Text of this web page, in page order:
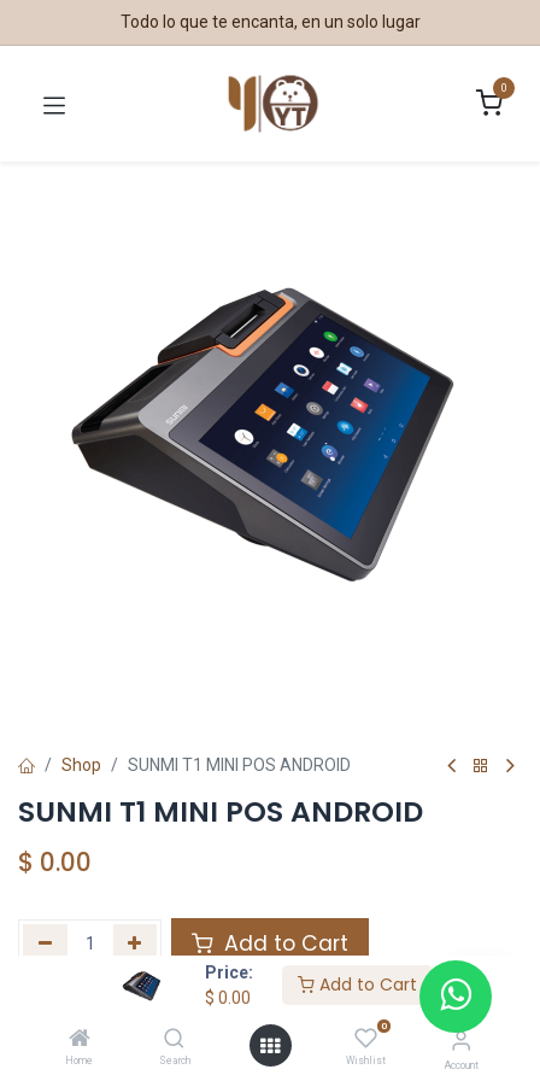
Price:
$ 0.00
Add to Cart
Home Search
0
Wishlist Account
Todo lo que te encanta, en un solo lugar
0
Shop SUNMI T1 MINI POS ANDROID
SUNMI T1 MINI POS ANDROID
$ 0.00
Add to Cart
Agregar a la lista de deseos
Share :